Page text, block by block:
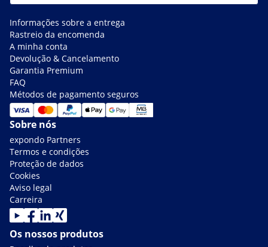
Informações sobre a entrega
Rastreio da encomenda
A minha conta
Devolução & Cancelamento
Garantia Premium
FAQ
Métodos de pagamento seguros
Sobre nós
expondo Partners
Termos e condições
Proteção de dados
Cookies
Aviso legal
Carreira
Os nossos produtos